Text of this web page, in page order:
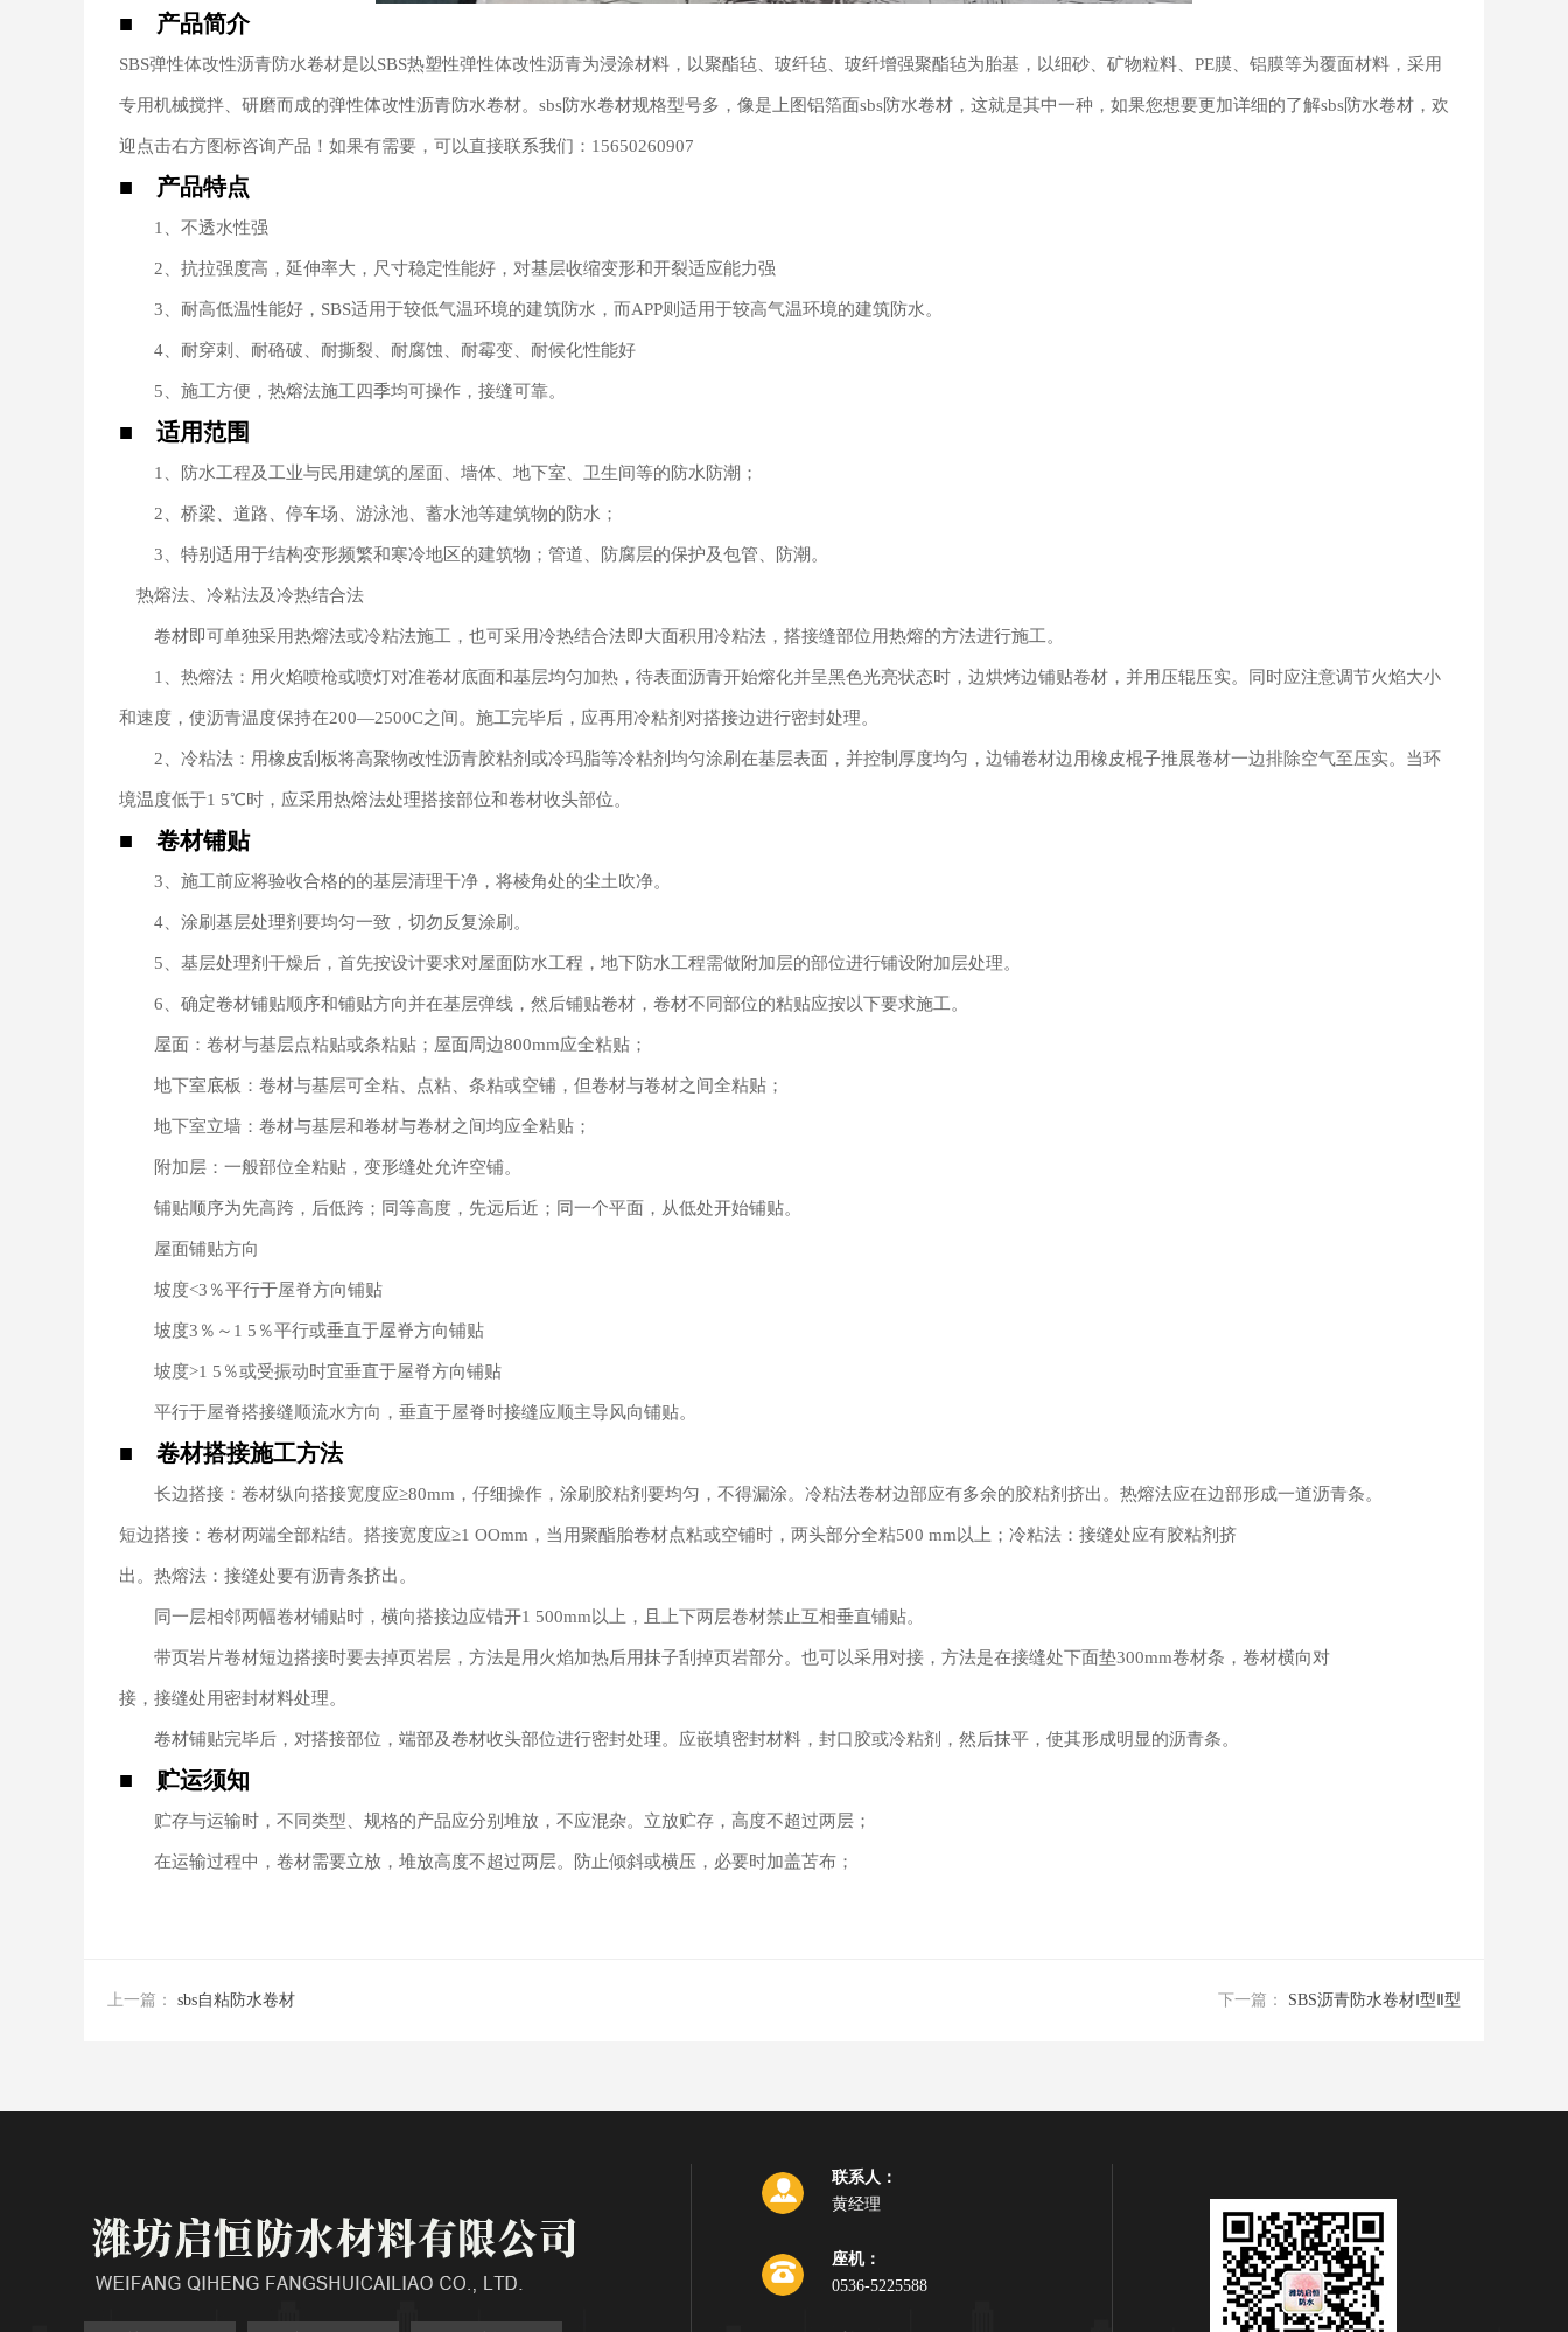
■ 产品简介
SBS弹性体改性沥青防水卷材是以SBS热塑性弹性体改性沥青为浸涂材料，以聚酯毡、玻纤毡、玻纤增强聚酯毡为胎基，以细砂、矿物粒料、PE膜、铝膜等为覆面材料，采用
专用机械搅拌、研磨而成的弹性体改性沥青防水卷材。sbs防水卷材规格型号多，像是上图铝箔面sbs防水卷材，这就是其中一种，如果您想要更加详细的了解sbs防水卷材，欢
迎点击右方图标咨询产品！如果有需要，可以直接联系我们：15650260907
■ 产品特点
1、不透水性强
2、抗拉强度高，延伸率大，尺寸稳定性能好，对基层收缩变形和开裂适应能力强
3、耐高低温性能好，SBS适用于较低气温环境的建筑防水，而APP则适用于较高气温环境的建筑防水。
4、耐穿刺、耐硌破、耐撕裂、耐腐蚀、耐霉变、耐候化性能好
5、施工方便，热熔法施工四季均可操作，接缝可靠。
■ 适用范围
1、防水工程及工业与民用建筑的屋面、墙体、地下室、卫生间等的防水防潮；
2、桥梁、道路、停车场、游泳池、蓄水池等建筑物的防水；
3、特别适用于结构变形频繁和寒冷地区的建筑物；管道、防腐层的保护及包管、防潮。
热熔法、冷粘法及冷热结合法
卷材即可单独采用热熔法或冷粘法施工，也可采用冷热结合法即大面积用冷粘法，搭接缝部位用热熔的方法进行施工。
1、热熔法：用火焰喷枪或喷灯对准卷材底面和基层均匀加热，待表面沥青开始熔化并呈黑色光亮状态时，边烘烤边铺贴卷材，并用压辊压实。同时应注意调节火焰大小
和速度，使沥青温度保持在200—2500C之间。施工完毕后，应再用冷粘剂对搭接边进行密封处理。
2、冷粘法：用橡皮刮板将高聚物改性沥青胶粘剂或冷玛脂等冷粘剂均匀涂刷在基层表面，并控制厚度均匀，边铺卷材边用橡皮棍子推展卷材一边排除空气至压实。当环
境温度低于1 5℃时，应采用热熔法处理搭接部位和卷材收头部位。
■ 卷材铺贴
3、施工前应将验收合格的的基层清理干净，将棱角处的尘土吹净。
4、涂刷基层处理剂要均匀一致，切勿反复涂刷。
5、基层处理剂干燥后，首先按设计要求对屋面防水工程，地下防水工程需做附加层的部位进行铺设附加层处理。
6、确定卷材铺贴顺序和铺贴方向并在基层弹线，然后铺贴卷材，卷材不同部位的粘贴应按以下要求施工。
屋面：卷材与基层点粘贴或条粘贴；屋面周边800mm应全粘贴；
地下室底板：卷材与基层可全粘、点粘、条粘或空铺，但卷材与卷材之间全粘贴；
地下室立墙：卷材与基层和卷材与卷材之间均应全粘贴；
附加层：一般部位全粘贴，变形缝处允许空铺。
铺贴顺序为先高跨，后低跨；同等高度，先远后近；同一个平面，从低处开始铺贴。
屋面铺贴方向
坡度<3％平行于屋脊方向铺贴
坡度3％～1 5％平行或垂直于屋脊方向铺贴
坡度>1 5％或受振动时宜垂直于屋脊方向铺贴
平行于屋脊搭接缝顺流水方向，垂直于屋脊时接缝应顺主导风向铺贴。
■ 卷材搭接施工方法
长边搭接：卷材纵向搭接宽度应≥80mm，仔细操作，涂刷胶粘剂要均匀，不得漏涂。冷粘法卷材边部应有多余的胶粘剂挤出。热熔法应在边部形成一道沥青条。
短边搭接：卷材两端全部粘结。搭接宽度应≥1 OOmm，当用聚酯胎卷材点粘或空铺时，两头部分全粘500 mm以上；冷粘法：接缝处应有胶粘剂挤
出。热熔法：接缝处要有沥青条挤出。
同一层相邻两幅卷材铺贴时，横向搭接边应错开1 500mm以上，且上下两层卷材禁止互相垂直铺贴。
带页岩片卷材短边搭接时要去掉页岩层，方法是用火焰加热后用抹子刮掉页岩部分。也可以采用对接，方法是在接缝处下面垫300mm卷材条，卷材横向对
接，接缝处用密封材料处理。
卷材铺贴完毕后，对搭接部位，端部及卷材收头部位进行密封处理。应嵌填密封材料，封口胶或冷粘剂，然后抹平，使其形成明显的沥青条。
■ 贮运须知
贮存与运输时，不同类型、规格的产品应分别堆放，不应混杂。立放贮存，高度不超过两层；
在运输过程中，卷材需要立放，堆放高度不超过两层。防止倾斜或横压，必要时加盖苫布；
上一篇： sbs自粘防水卷材 下一篇： SBS沥青防水卷材Ⅰ型Ⅱ型
联系人：
黄经理
座机：
0536-5225588